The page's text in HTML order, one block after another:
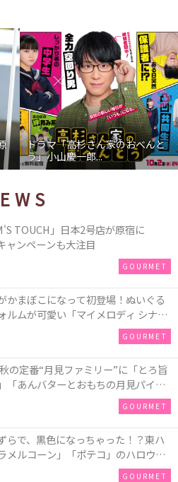
ドラマ「高杉さん家のおべんと
う」小山慶一郎...
TOUCH」日本2号店が原宿に
ャンペーンも大注目
GOURMET
かまぼこになって初登場！ぬいぐる
ルムが可愛い「マイメロディ シナモ
」が新発売
GOURMET
の定番“月見ファミリー”に「とろ旨
「あんバターとおもちの月見パイ」
ェイク 山梨県産シャインマスカット
GOURMET
らで、黒色になっちゃった！？東ハ
メルコーン」「ポテコ」のハロウィ
発売♪
GOURMET